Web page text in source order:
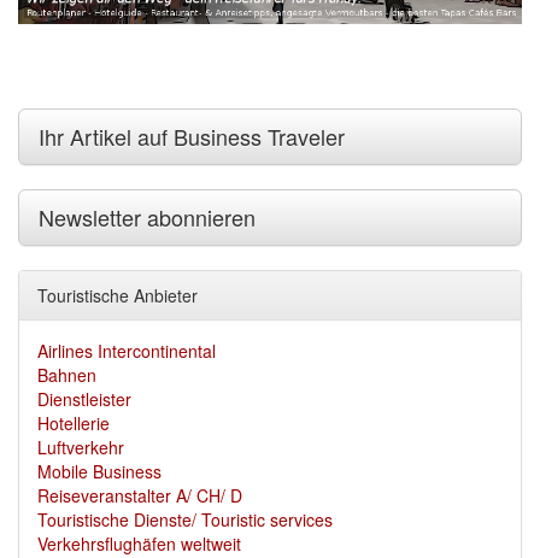
Ihr Artikel auf Business Traveler
Newsletter abonnieren
Touristische Anbieter
Airlines Intercontinental
Bahnen
Dienstleister
Hotellerie
Luftverkehr
Mobile Business
Reiseveranstalter A/ CH/ D
Touristische Dienste/ Touristic services
Verkehrsflughäfen weltweit